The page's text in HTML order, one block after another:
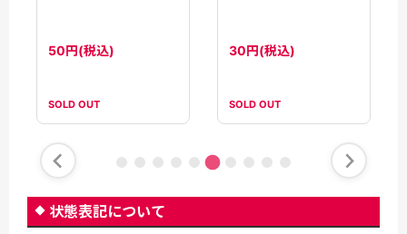
50円(税込)
SOLD OUT
30円(税込)
SOLD OUT
状態表記について